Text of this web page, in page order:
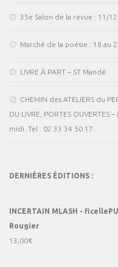
35e Salon de la revue : 11/
Marché de la poésie : 18 au
LIVRE À PART – ST Mandé
CHEMIN des ATELIERS du
DU LIVRE, PORTES
midi. Tel : 02 33 34 50 17.
DERNIÈRES ÉDITIONS :
INCERTAIN MLASH -
Rougier
13,00€